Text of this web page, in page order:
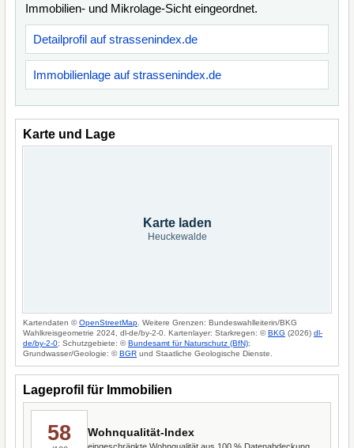
Immobilien- und Mikrolage-Sicht eingeordnet.
Detailprofil auf strassenindex.de
Immobilienlage auf strassenindex.de
Karte und Lage
Karte laden
Heuckewalde
Kartendaten ©OpenStreetMap . Weitere Grenzen: Bundeswahlleiterin/BKG
Wahlkreisgeometrie 2024, dl-de/by-2-0. Kartenlayer: Starkregen: ©BKG (2026) dl-
de/by-2-0; Schutzgebiete: ©Bundesamt für Naturschutz (BfN);
Grundwasser/Geologie: ©BGR und Staatliche Geologische Dienste.
Lageprofil für Immobilien
58 Wohnqualität-Index
eingeschränkte Wohnqualität aus 100 % Datenabdeckung.